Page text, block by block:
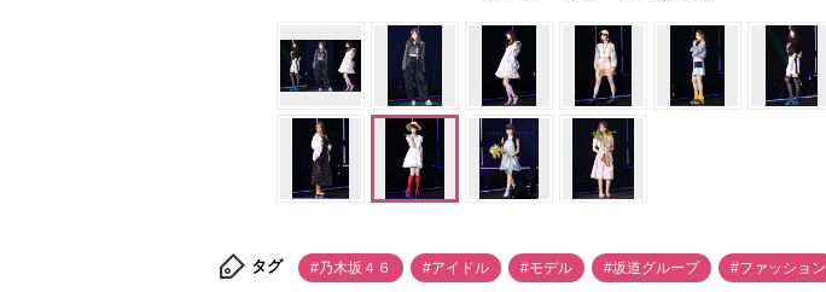
タグ #乃木坂４６ #アイドル #モデル #坂道グループ #ファッション